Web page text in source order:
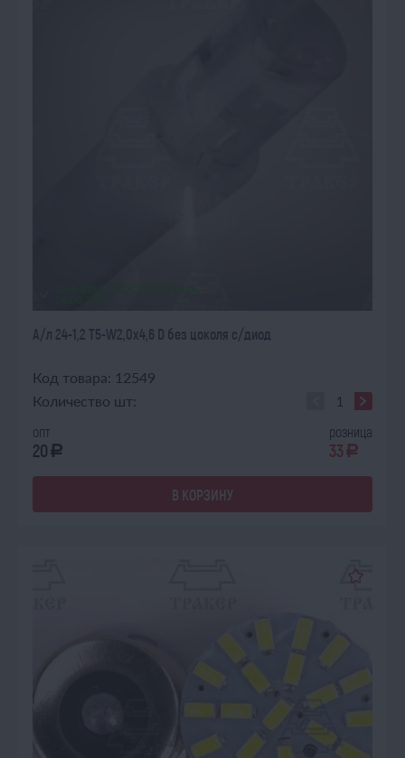
А/л 24-1,2 Т5-W2,0х4,6 D без цоколя с/диод
Код товара: 12549
Количество шт:
опт
20 a
розница
33 a
В КОРЗИНУ